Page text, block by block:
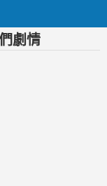
劇情